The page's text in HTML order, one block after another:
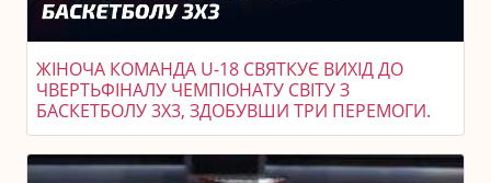
ЖІНОЧА КОМАНДА U-18 СВЯТКУЄ ВИХІД ДО
ЧВЕРТЬФІНАЛУ ЧЕМПІОНАТУ СВІТУ З
БАСКЕТБОЛУ 3X3, ЗДОБУВШИ ТРИ ПЕРЕМОГИ.